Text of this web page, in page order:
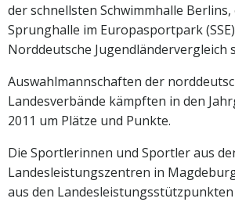
der schnellsten Schwimmhalle
Sprunghalle im Europasportpark
Norddeutsche Jugendländervergleich
Auswahlmannschaften der
Landesverbände kämpften in den
2011 um Plätze und Punkte.
Die Sportlerinnen und Sportler aus
Landesleistungszentren in
aus den Landesleistungsstützpunkten